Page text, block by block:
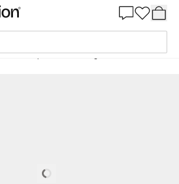
op NCS Bestelling door NCS
Loading…